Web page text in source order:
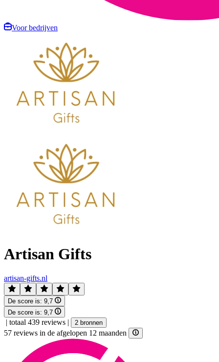
Voor bedrijven
Artisan Gifts
artisan-gifts.nl
De score is: 9,7
De score is: 9,7
| totaal 439 reviews | 2 bronnen
57 reviews in de afgelopen 12 maanden